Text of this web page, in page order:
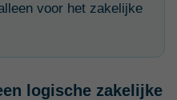
voor het zakelijke
logische zakelijke